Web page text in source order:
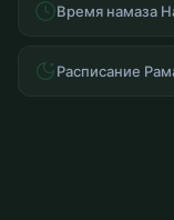
Время намаза
Расписание